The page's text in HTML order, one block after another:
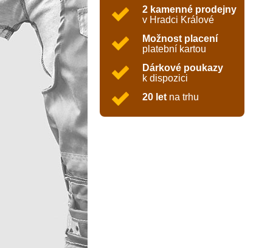
2 kamenné prodejny
v Hradci Králové
Možnost placení
platební kartou
Dárkové poukazy
k dispozici
20 let na trhu